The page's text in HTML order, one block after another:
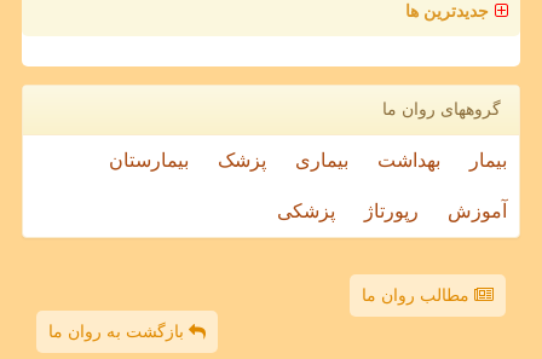
جدیدترین ها
گروههای روان ما
بیمار بهداشت بیماری پزشک بیمارستان
آموزش رپورتاژ پزشکی
مطالب روان ما
بازگشت به روان ما